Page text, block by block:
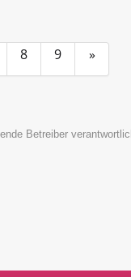
8 9 »
Betreiber